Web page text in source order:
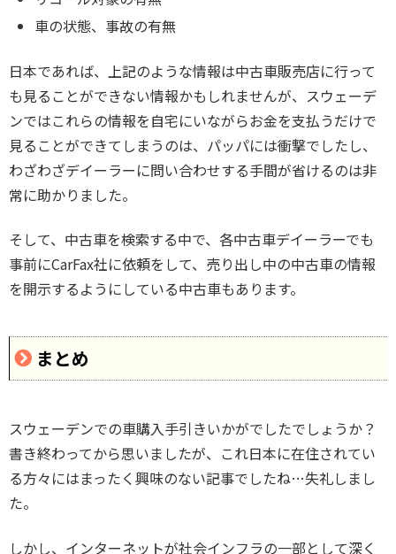
車の状態、事故の有無
日本であれば、上記のような情報は中古車販売店に行って
も見ることができない情報かもしれませんが、スウェーデ
ンではこれらの情報を自宅にいながらお金を支払うだけで
見ることができてしまうのは、パッパには衝撃でしたし、
わざわざデイーラーに問い合わせする手間が省けるのは非
常に助かりました。
そして、中古車を検索する中で、各中古車デイーラーでも
事前にCarFax社に依頼をして、売り出し中の中古車の情報
を開示するようにしている中古車もあります。
まとめ
スウェーデンでの車購入手引きいかがでしたでしょうか？
書き終わってから思いましたが、これ日本に在住されてい
る方々にはまったく興味のない記事でしたね…失礼しまし
た。
しかし、インターネットが社会インフラの一部として深く